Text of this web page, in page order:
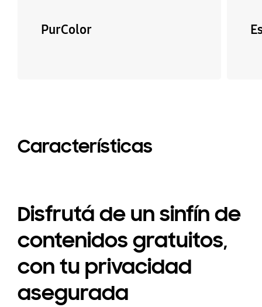
PurColor
Características
Disfrutá de un sinfín de
contenidos gratuitos,
con tu privacidad
asegurada